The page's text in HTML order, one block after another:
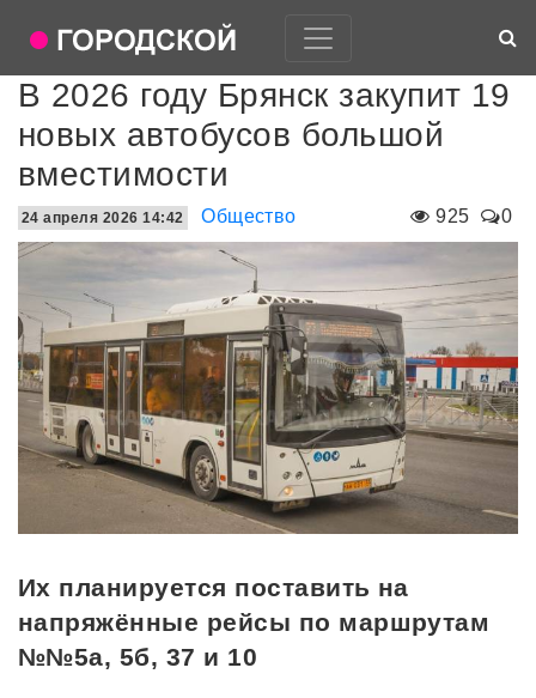
В 2026 году Брянск закупит 19
новых автобусов большой
вместимости
925 0
24 апреля 2026 14:42 Общество
Их планируется поставить на
напряжённые рейсы по маршрутам
№№5а, 5б, 37 и 10